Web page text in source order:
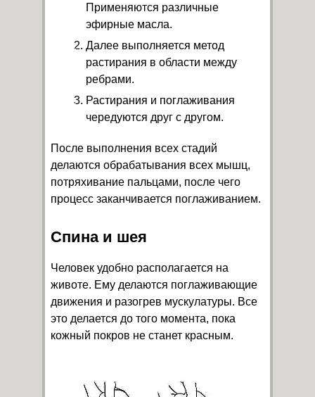
Применяются различные
эфирные масла.
Далее выполняется метод
растирания в области между
ребрами.
Растирания и поглаживания
чередуются друг с другом.
После выполнения всех стадий
делаются обрабатывания всех мышц,
потряхивание пальцами, после чего
процесс заканчивается поглаживанием.
Спина и шея
Человек удобно располагается на
животе. Ему делаются поглаживающие
движения и разогрев мускулатуры. Все
это делается до того момента, пока
кожный покров не станет красным.